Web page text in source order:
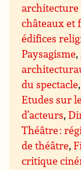
architecture
châteaux et
édifices
Paysagisme,
du spectacle
Etudes sur
d’acteurs,
Théâtre :
de théâtre,
critique